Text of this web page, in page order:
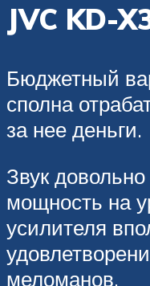
JVC KD-
Бюджетный
сполна
за нее деньги.
Звук
мощность на
усилителя
меломанов.